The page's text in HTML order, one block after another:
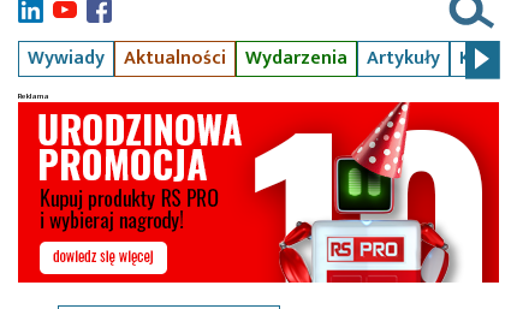
Wywiady Aktualności Wydarzenia Artykuły Kursy